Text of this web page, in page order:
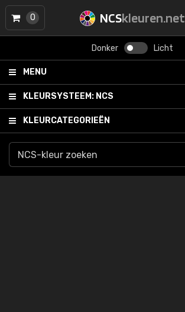
NCSkleuren.net
Donker Licht
MENU
KLEURSYSTEEM: NCS
KLEURCATEGORIEËN
0